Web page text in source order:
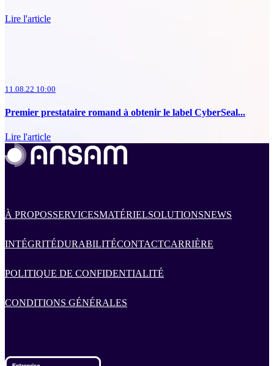
Lire l'article
11.08.22 10:00
Premier prestataire romand à obtenir le label CyberSeal...
Lire l'article
À PROPOSSERVICESMATÉRIELSOLUTIONSNEWS
INTÉGRITÉDURABILITÉCONTACTCARRIÈRE
POLITIQUE DE CONFIDENTIALITÉ
CONDITIONS GÉNÉRALES